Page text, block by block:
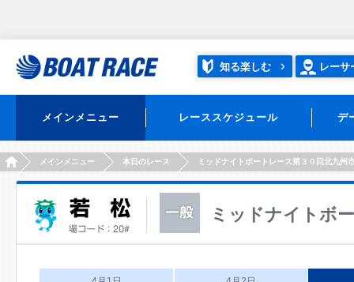
知る楽しむ レーサ
メインメニュー レーススケジュール デ
HOMEメインメニュー 本日のレース ミッドナイトボートレース第３０回北九州
ミッドナイトボ